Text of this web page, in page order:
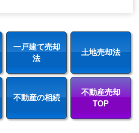
一戸建て売却
法
土地売却法
不動産の相続
不動産売却
TOP